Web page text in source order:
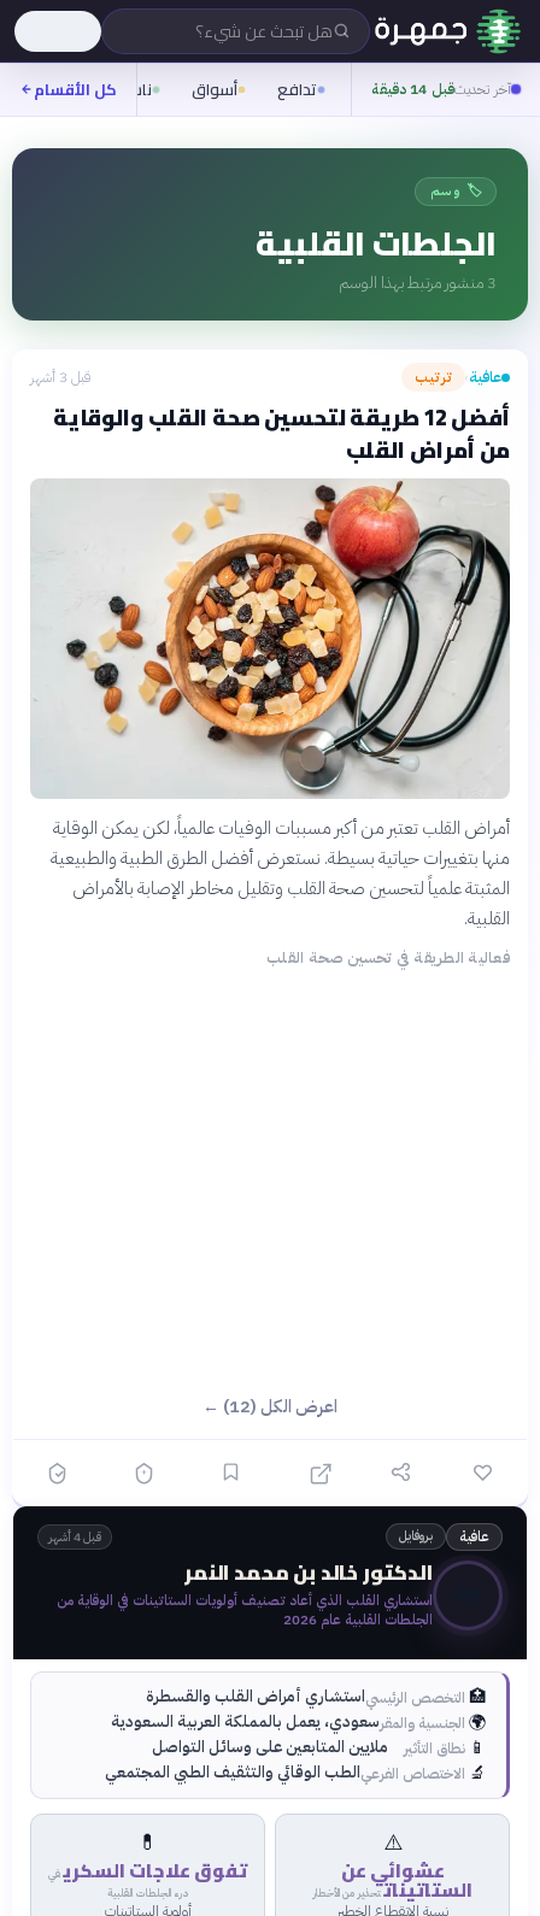
هل تبحث عن شيء؟
آخر تحديثقبل 14 دقيقة تدافع أسواق ناس روح
كل الأقسام
🏷️ وسم
الجلطات القلبية
3 منشور مرتبط بهذا الوسم
عافية› ترتيب قبل 3 أشهر
أفضل 12 طريقة لتحسين صحة القلب والوقاية
من أمراض القلب
أمراض القلب تعتبر من أكبر مسببات الوفيات عالمياً، لكن يمكن الوقاية
منها بتغييرات حياتية بسيطة. نستعرض أفضل الطرق الطبية والطبيعية
المثبتة علمياً لتحسين صحة القلب وتقليل مخاطر الإصابة بالأمراض
القلبية.
فعالية الطريقة في تحسين صحة القلب
اعرض الكل (12) ←
عافية بروفايل قبل 4 أشهر
الدكتور خالد بن محمد النمر
استشاري القلب الذي أعاد تصنيف أولويات الستاتينات في الوقاية من
الجلطات القلبية عام 2026
🏥 التخصص الرئيسياستشاري أمراض القلب والقسطرة
🌍 الجنسية والمقرسعودي، يعمل بالمملكة العربية السعودية
📱 نطاق التأثير ملايين المتابعين على وسائل التواصل
🔬 الاختصاص الفرعيالطب الوقائي والتثقيف الطبي المجتمعي
⚠️
عشوائي عن
الستاتيناتتحذير من الأخطار
نسبة الانقطاع الخطير
💊
تفوق علاجات السكريفي
درء الجلطات القلبية
أولوية الستاتينات